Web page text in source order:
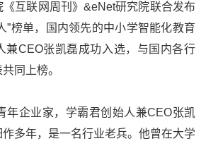
互联网周刊》&eNet研究院联合发布
”榜单，国内领先的中小学智能化教育
CEO张凯磊成功入选，与国内各行
同上榜。
年企业家，学霸君创始人兼CEO张凯
多年，是一名行业老兵。他曾在大学